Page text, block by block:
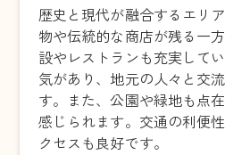
歴史と現代が融合するエリ
物や伝統的な商店が残る一
設やレストランも充実して
気があり、地元の人々と交
す。また、公園や緑地も点
感じられます。交通の利便
クセスも良好です。